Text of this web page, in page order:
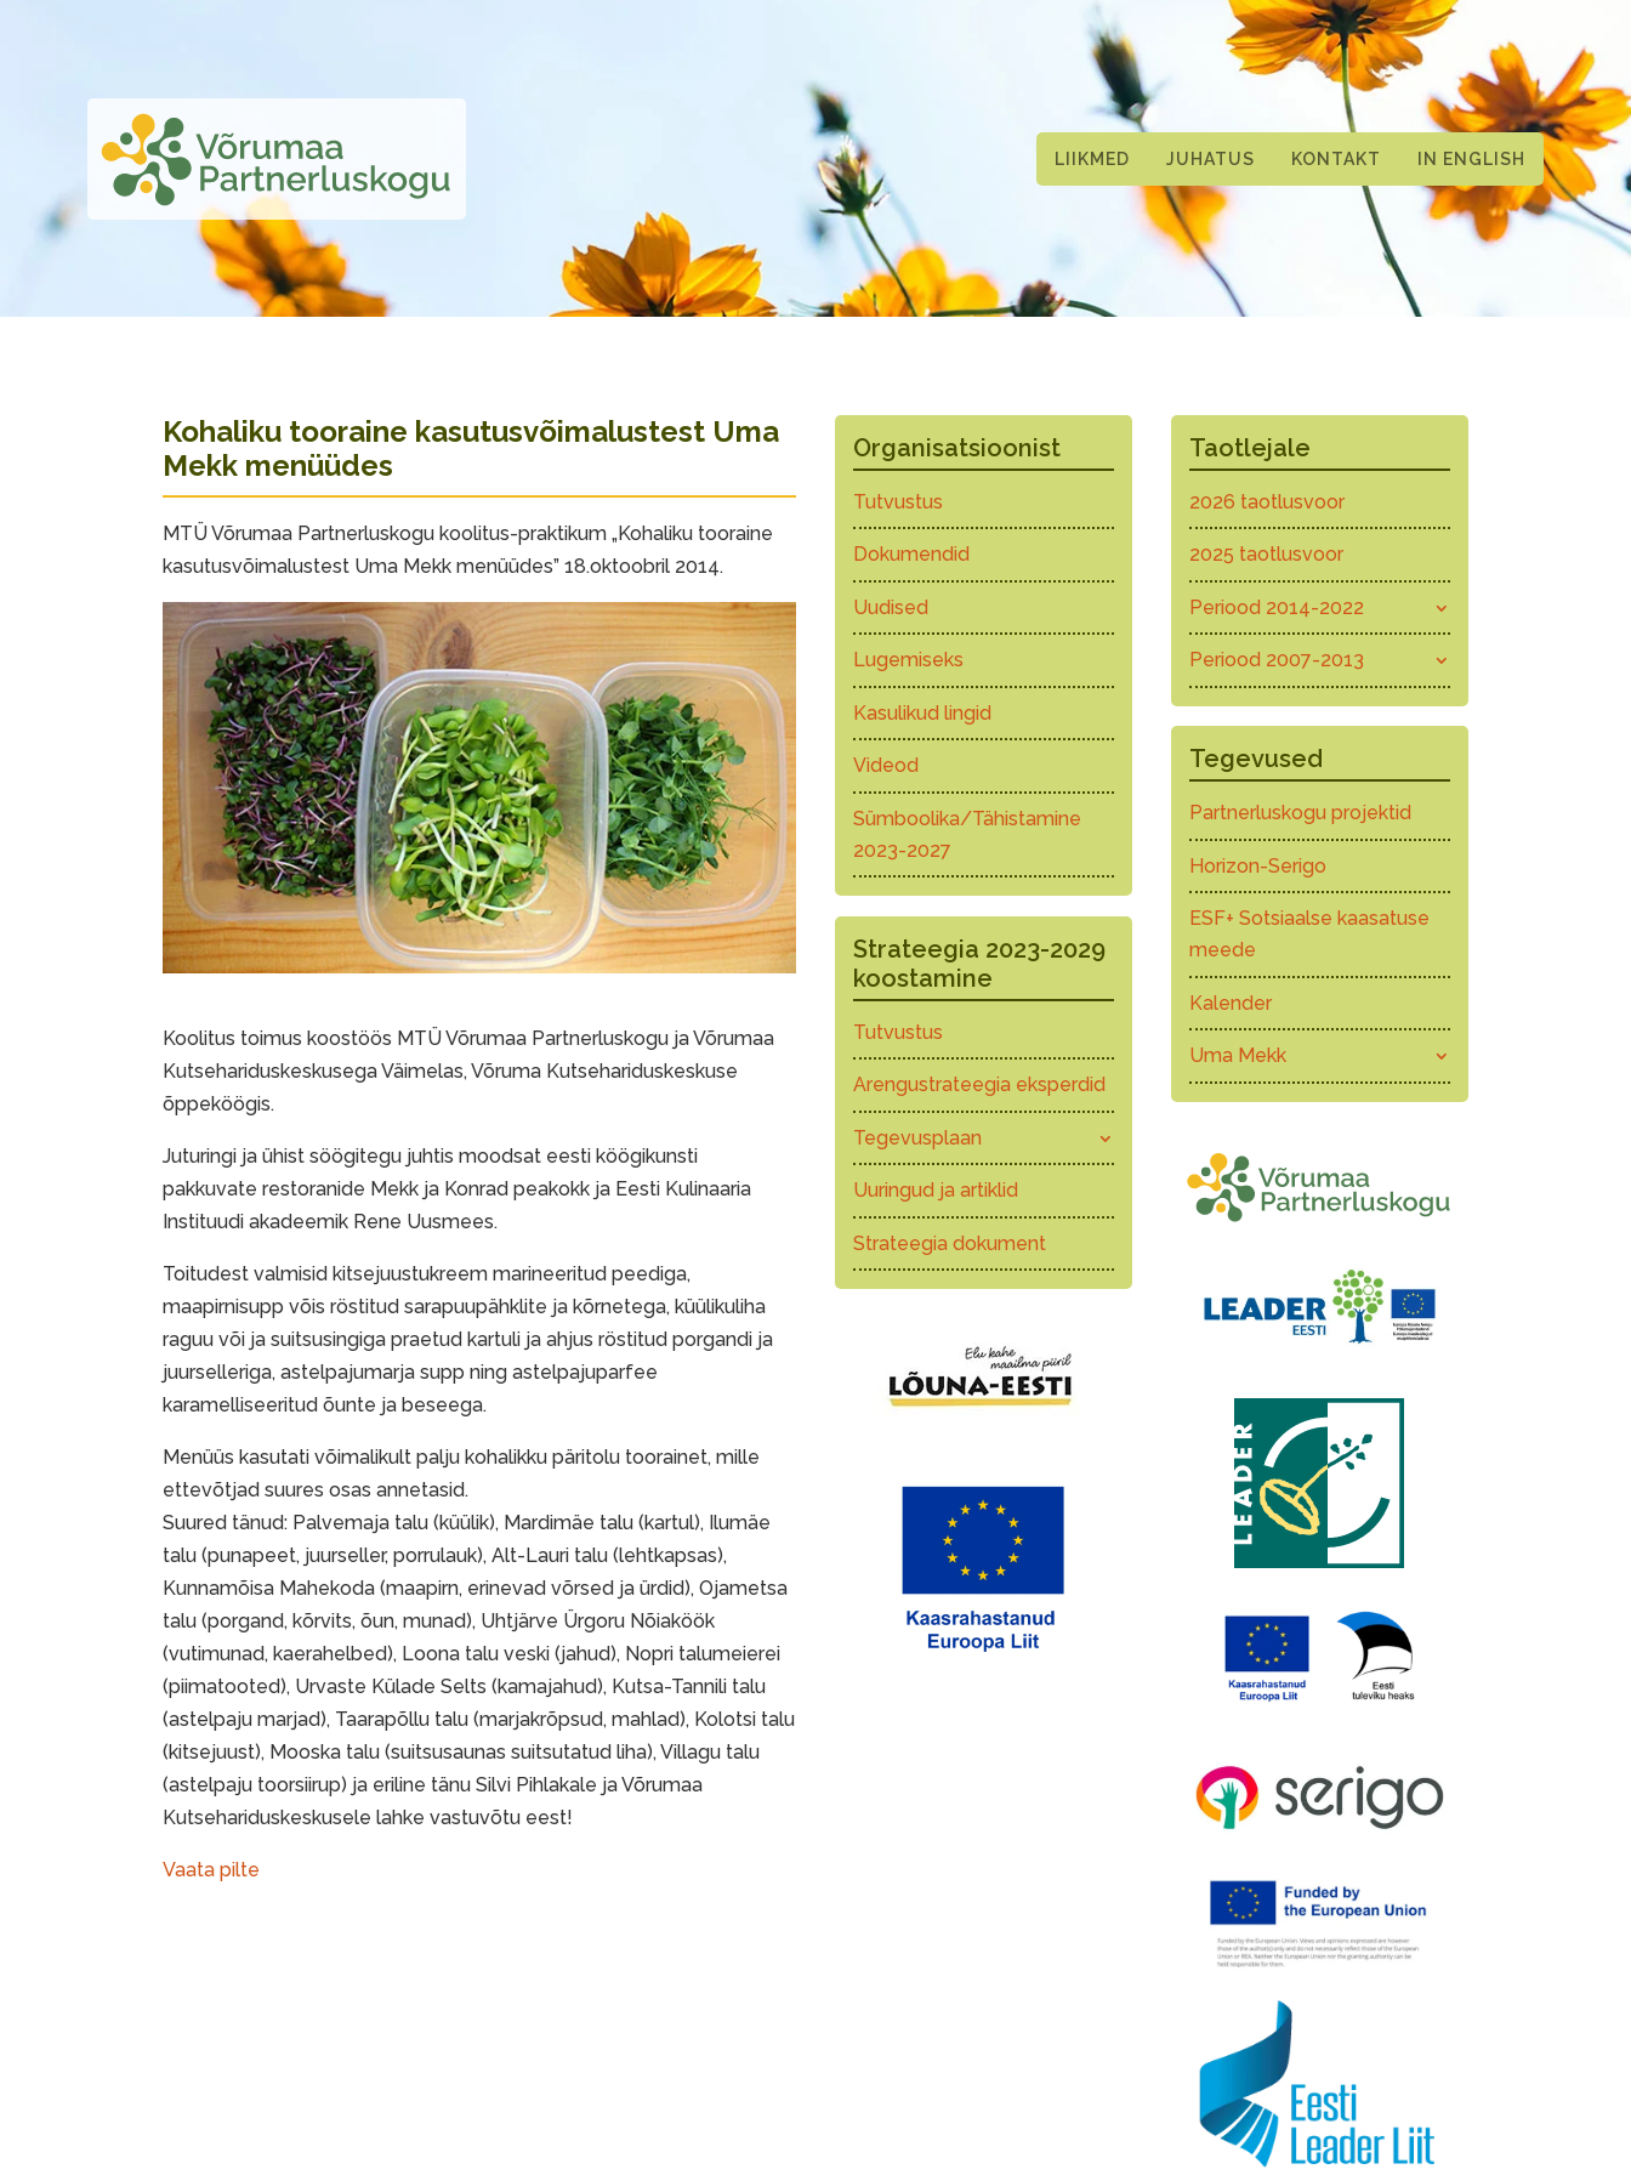
LIIKMED JUHATUS KONTAKT IN ENGLISH
Kohaliku tooraine kasutusvõimalustest Uma
Mekk menüüdes
MTÜ Võrumaa Partnerluskogu koolitus-praktikum „Kohaliku tooraine
kasutusvõimalustest Uma Mekk menüüdes” 18.oktoobril 2014.
Koolitus toimus koostöös MTÜ Võrumaa Partnerluskogu ja Võrumaa
Kutsehariduskeskusega Väimelas, Võruma Kutsehariduskeskuse
õppeköögis.
Juturingi ja ühist söögitegu juhtis moodsat eesti köögikunsti
pakkuvate restoranide Mekk ja Konrad peakokk ja Eesti Kulinaaria
Instituudi akadeemik Rene Uusmees.
Toitudest valmisid kitsejuustukreem marineeritud peediga,
maapirnisupp võis röstitud sarapuupähklite ja kõrnetega, küülikuliha
raguu või ja suitsusingiga praetud kartuli ja ahjus röstitud porgandi ja
juurselleriga, astelpajumarja supp ning astelpajuparfee
karamelliseeritud õunte ja beseega.
Menüüs kasutati võimalikult palju kohalikku päritolu toorainet, mille
ettevõtjad suures osas annetasid.
Suured tänud: Palvemaja talu (küülik), Mardimäe talu (kartul), Ilumäe
talu (punapeet, juurseller, porrulauk), Alt-Lauri talu (lehtkapsas),
Kunnamõisa Mahekoda (maapirn, erinevad võrsed ja ürdid), Ojametsa
talu (porgand, kõrvits, õun, munad), Uhtjärve Ürgoru Nõiaköök
(vutimunad, kaerahelbed), Loona talu veski (jahud), Nopri talumeierei
(piimatooted), Urvaste Külade Selts (kamajahud), Kutsa-Tannili talu
(astelpaju marjad), Taarapõllu talu (marjakrõpsud, mahlad), Kolotsi talu
(kitsejuust), Mooska talu (suitsusaunas suitsutatud liha), Villagu talu
(astelpaju toorsiirup) ja eriline tänu Silvi Pihlakale ja Võrumaa
Kutsehariduskeskusele lahke vastuvõtu eest!
Vaata pilte
Organisatsioonist
Tutvustus
Dokumendid
Uudised
Lugemiseks
Kasulikud lingid
Videod
Sümboolika/Tähistamine
2023-2027
Strateegia 2023-2029
koostamine
Tutvustus
Arengustrateegia eksperdid
Tegevusplaan
Uuringud ja artiklid
Strateegia dokument
Taotlejale
2026 taotlusvoor
2025 taotlusvoor
Periood 2014-2022
Periood 2007-2013
Tegevused
Partnerluskogu projektid
Horizon-Serigo
ESF+ Sotsiaalse kaasatuse
meede
Kalender
Uma Mekk